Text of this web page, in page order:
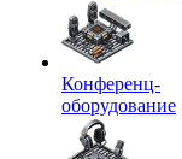
Конференц-
оборудование